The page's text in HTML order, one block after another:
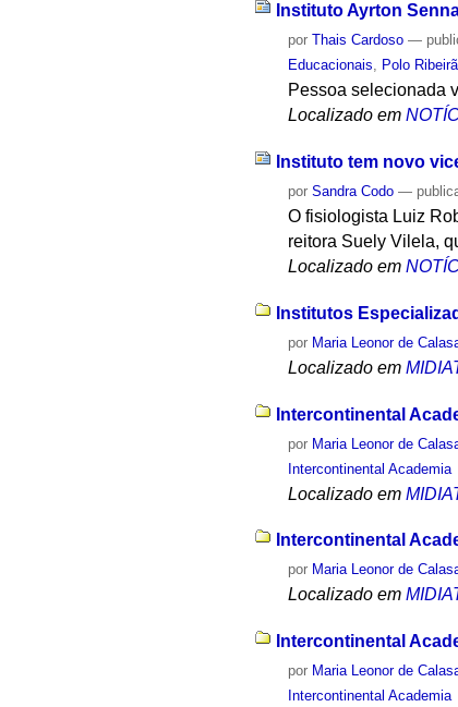
Instituto Ayrton
porThais Cardoso —
Educacionais, Polo
Pessoa selecionada
Localizado em
Instituto tem novo
porSandra Codo —
O fisiologista Luiz
reitora Suely Vilela,
Localizado em
Institutos
por Maria Leonor de
Localizado em
Intercontinental
por Maria Leonor de
Intercontinental Academia
Localizado em
Intercontinental
por Maria Leonor de
Localizado em
Intercontinental
por Maria Leonor de
Intercontinental Academia